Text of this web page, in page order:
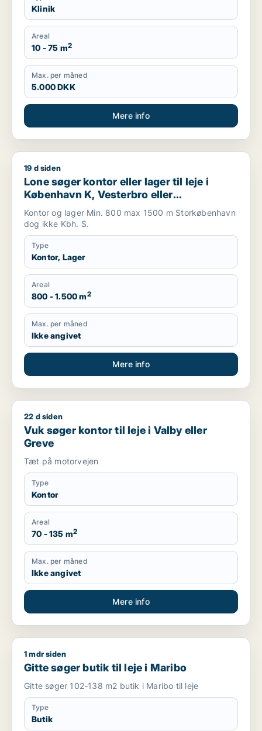
Klinik
Areal
10 - 75 m2
Max. per måned
5.000 DKK
Mere info
Lone søger kontor eller lager til leje i København K,
19 d siden
Lone søger kontor eller lager til leje i
København K, Vesterbro eller
Frederiksberg m.fl.
Kontor og lager Min. 800 max 1500 m Storkøbenhavn
dog ikke Kbh. S.
Type
Kontor, Lager
Areal
800 - 1.500 m2
Max. per måned
Ikke angivet
Mere info
Vuk søger kontor til leje i Valby eller Greve
22 d siden
Vuk søger kontor til leje i Valby eller
Greve
Tæt på motorvejen
Type
Kontor
Areal
70 - 135 m2
Max. per måned
Ikke angivet
Mere info
Gitte søger butik til leje i Maribo
1 mdr siden
Gitte søger butik til leje i Maribo
Gitte søger 102-138 m2 butik i Maribo til leje
Type
Butik